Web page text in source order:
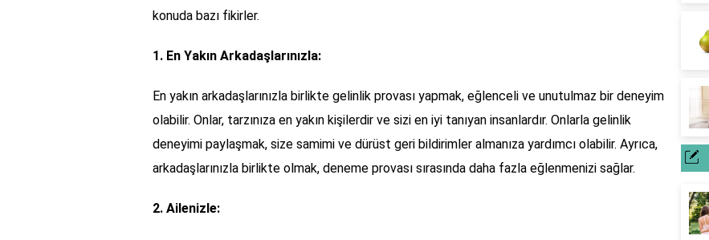
konuda bazı fikirler.
1. En Yakın Arkadaşlarınızla:
En yakın arkadaşlarınızla birlikte gelinlik provası yapmak, eğlenceli ve unutulmaz bir deneyim
olabilir. Onlar, tarzınıza en yakın kişilerdir ve sizi en iyi tanıyan insanlardır. Onlarla gelinlik
deneyimi paylaşmak, size samimi ve dürüst geri bildirimler almanıza yardımcı olabilir. Ayrıca,
arkadaşlarınızla birlikte olmak, deneme provası sırasında daha fazla eğlenmenizi sağlar.
2. Ailenizle: